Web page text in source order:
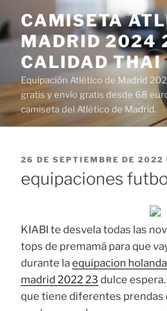
al
contenido
CAMISETA
MADRID 2024
CALIDAD THAI
Equipación Atlético de Madrid
gratis y envío gratis desde 68
camiseta del Atlético de Madrid.
PUBLICADO
26 DE SEPTIEMBRE DE 2022
equipaciones
KIABI te desvela todas las
tops de premamá para que
durante laequipacion holanda
madrid 2022 23 dulce
que tiene diferentes prendas